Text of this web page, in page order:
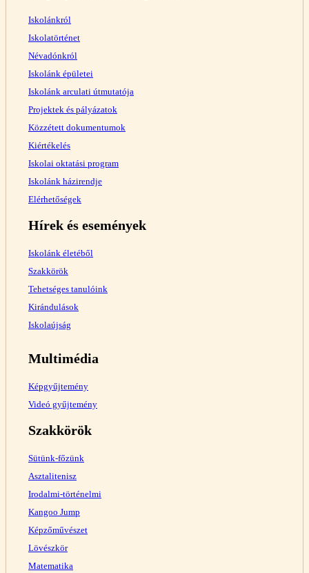
Iskolánkról
Iskolatörténet
Névadónkról
Iskolánk épületei
Iskolánk arculati útmutatója
Projektek és pályázatok
Közzétett dokumentumok
Kiértékelés
Iskolai oktatási program
Iskolánk házirendje
Elérhetőségek
Hírek és események
Iskolánk életéből
Szakkörök
Tehetséges tanulóink
Kirándulások
Iskolaújság
Multimédia
Képgyűjtemény
Videó gyűjtemény
Szakkörök
Sütünk-főzünk
Asztalitenisz
Irodalmi-történelmi
Kangoo Jump
Képzőművészet
Lövészkör
Matematika